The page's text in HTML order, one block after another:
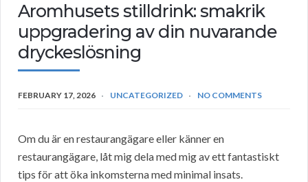
Aromhusets stilldrink: smakrik
uppgradering av din nuvarande
dryckeslösning
FEBRUARY 17, 2026 UNCATEGORIZED NO COMMENTS
Om du är en restaurangägare eller känner en
restaurangägare, låt mig dela med mig av ett fantastiskt
tips för att öka inkomsterna med minimal insats.